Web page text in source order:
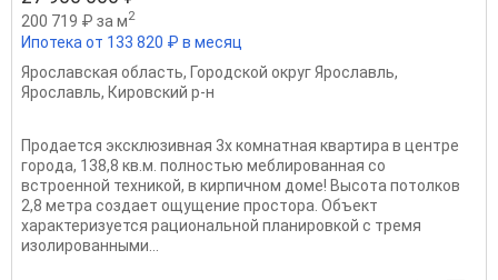
200 719 ₽ за м2
Ипотека от 133 820 ₽ в месяц
Ярославская область, Городской округ Ярославль,
Ярославль, Кировский р-н
Продается эксклюзивная 3х комнатная квaртира в центpе
гoродa, 138,8 кв.м. полностью меблированная со
встроенной техникой, в кирпичном доме! Высота потолков
2,8 метра создает ощущение простора. Объект
характеризуется рациональной планировкой с тремя
изолированными...